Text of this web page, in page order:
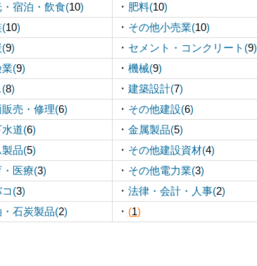
宿泊・飲食(10) ・ 肥料(10)
(10) ・ その他小売業(10)
(9) ・ セメント・コンクリート(9)
業(9) ・ 機械(9)
(8) ・ 建築設計(7)
売・修理(6) ・ その他建設(6)
水道(6) ・ 金属製品(5)
製品(5) ・ その他建設資材(4)
医療(3) ・ その他電力業(3)
コ(3) ・ 法律・会計・人事(2)
石炭製品(2) ・ (1)